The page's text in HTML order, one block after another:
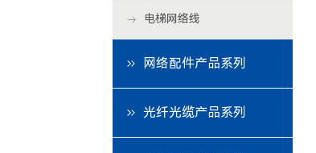
电梯网络线
网络配件产品系列
光纤光缆产品系列